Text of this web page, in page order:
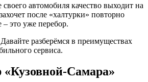
автомобиля качество выходит на
после «халтурки» повторно
это уже перебор.
разберёмся в преимуществах
сервиса.
Самара»